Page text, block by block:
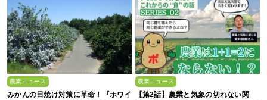
農業ニュース
みかんの日焼け対策に革命！『ホワイ
農業ニュース
【第2話】農業と気象の切れない関